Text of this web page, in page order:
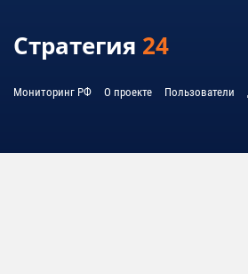
Стратегия 24
Мониторинг РФ О проекте Пользователи